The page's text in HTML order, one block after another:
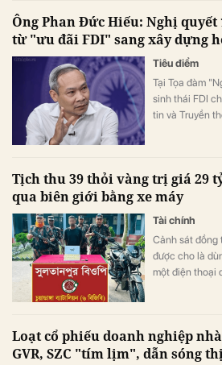
có khả năng
tăng gần 20%,
Ông Phan Đức Hiếu: Nghị quyết
từ "ưu đãi FDI" sang xây dựng
Tiêu điểm
Tại Tọa đàm
sinh thái FDI
tin và Truyền
không nằm ở
ở sự thay đổi
Tịch thu 39 thỏi vàng trị giá 29
qua biên giới bằng xe máy
Tài chính
Cảnh sát đồng
được cho là
một điện thoại
Loạt cổ phiếu doanh nghiệp nhà
GVR, SZC "tím lịm", dẫn sóng